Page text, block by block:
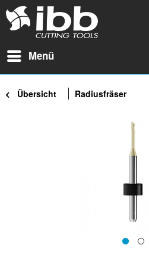
Menü
Übersicht Radiusfräser